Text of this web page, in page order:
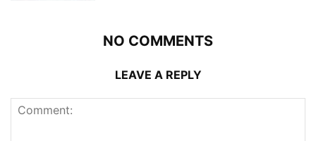
NO COMMENTS
LEAVE A REPLY